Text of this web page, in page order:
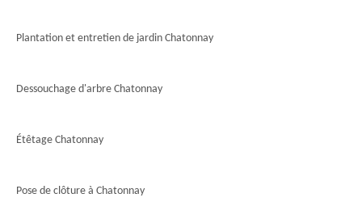
Plantation et entretien de jardin Chatonnay
Dessouchage d'arbre Chatonnay
Étêtage Chatonnay
Pose de clôture à Chatonnay